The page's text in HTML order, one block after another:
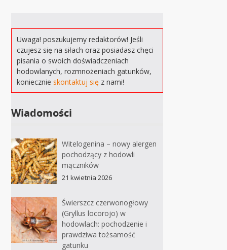
Uwaga! poszukujemy redaktorów! Jeśli
czujesz się na siłach oraz posiadasz chęci
pisania o swoich doświadczeniach
hodowlanych, rozmnożeniach gatunków,
koniecznieskontaktuj się z nami!
Wiadomości
Witelogenina – nowy alergen
pochodzący z hodowli
mączników
21 kwietnia 2026
Świerszcz czerwonogłowy
(Gryllus locorojo) w
hodowlach: pochodzenie i
prawdziwa tożsamość
gatunku